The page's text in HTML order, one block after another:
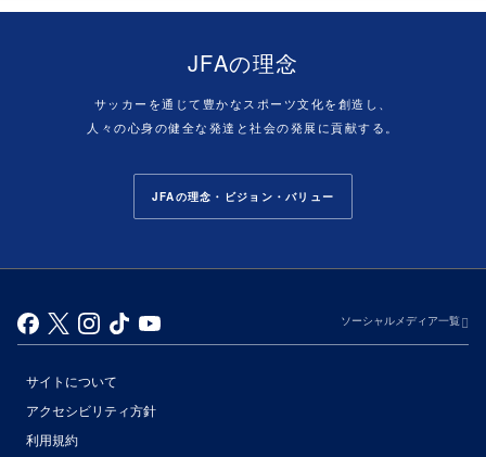
JFAの理念
サッカーを通じて豊かなスポーツ文化を創造し、
人々の心身の健全な発達と社会の発展に貢献する。
JFAの理念・ビジョン・バリュー
ソーシャルメディア一覧
サイトについて
アクセシビリティ方針
利用規約